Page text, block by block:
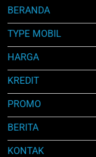
BERANDA
TYPE MOBIL
HARGA
KREDIT
PROMO
BERITA
KONTAK